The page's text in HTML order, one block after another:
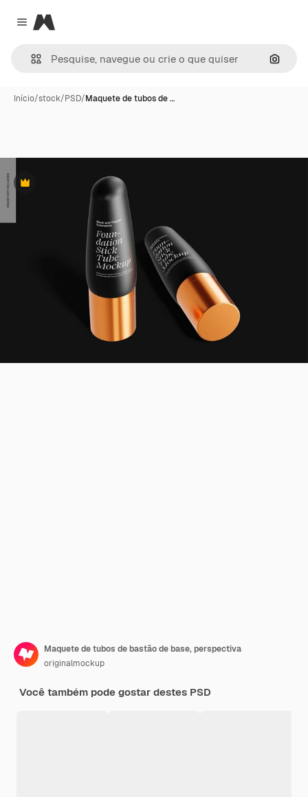
Close menu
Magnific
Início/stock/PSD/Maquete de tubos de …
Premium
Maquete de tubos de bastão de base, perspectiva
originalmockup
Você também pode gostar destes PSD